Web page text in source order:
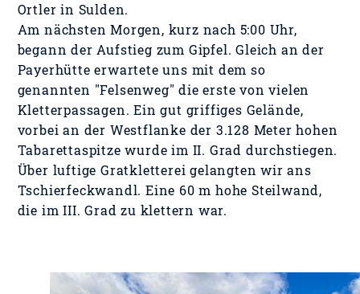
Ortler in Sulden.
Am nächsten Morgen, kurz nach 5:00 Uhr,
begann der Aufstieg zum Gipfel. Gleich an der
Payerhütte erwartete uns mit dem so
genannten "Felsenweg" die erste von vielen
Kletterpassagen. Ein gut griffiges Gelände,
vorbei an der Westflanke der 3.128 Meter hohen
Tabarettaspitze wurde im II. Grad durchstiegen.
Über luftige Gratkletterei gelangten wir ans
Tschierfeckwandl. Eine 60 m hohe Steilwand,
die im III. Grad zu klettern war.